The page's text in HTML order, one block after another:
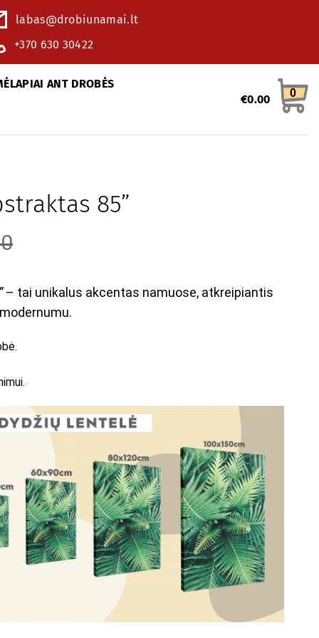
labas@drobiunamai.lt
+370 630 30422
ANT DROBĖS
€0.00 0
85”
– tai unikalus akcentas namuose, atkreipiantis